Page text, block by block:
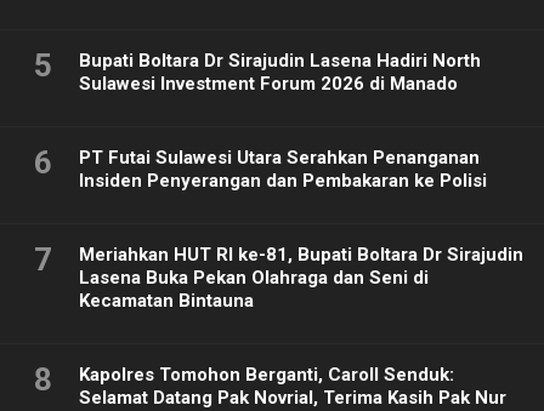
5
Bupati Boltara Dr Sirajudin Lasena Hadiri North
Sulawesi Investment Forum 2026 di Manado
6
PT Futai Sulawesi Utara Serahkan Penanganan
Insiden Penyerangan dan Pembakaran ke Polisi
7
Meriahkan HUT RI ke-81, Bupati Boltara Dr Sirajudin
Lasena Buka Pekan Olahraga dan Seni di
Kecamatan Bintauna
8
Kapolres Tomohon Berganti, Caroll Senduk:
Selamat Datang Pak Novrial, Terima Kasih Pak Nur